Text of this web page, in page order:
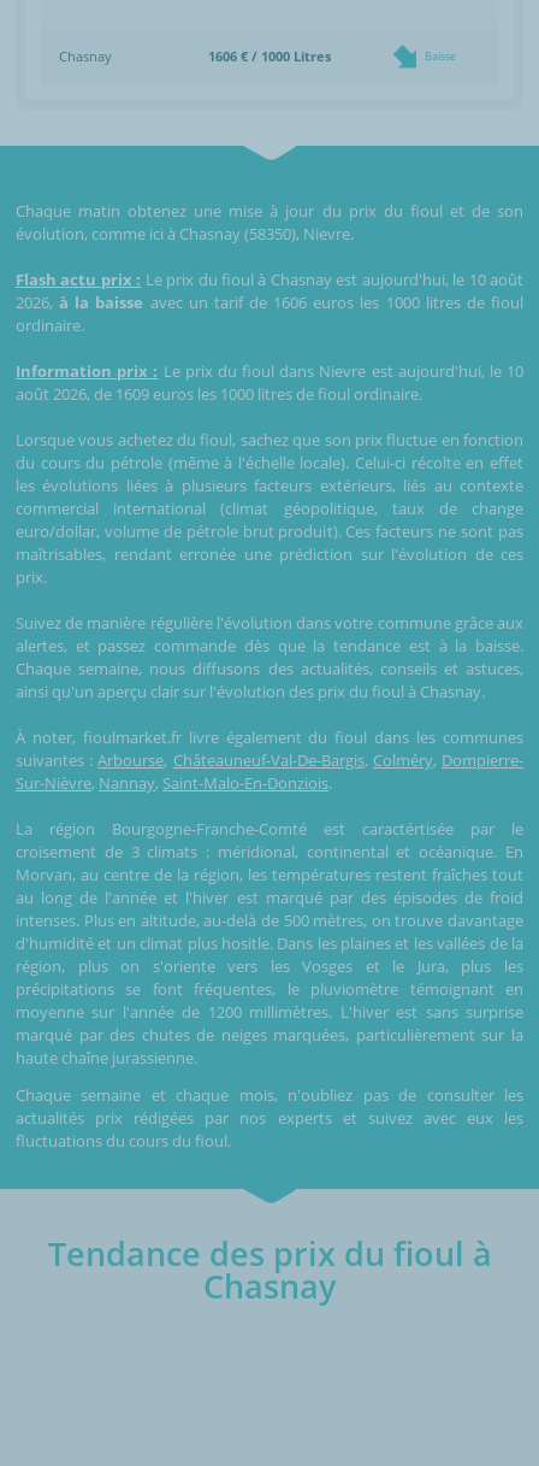
Chasnay 1606 € / 1000 Litres Baisse
Chaque matin obtenez une mise à jour du prix du fioul et de son
évolution, comme ici à Chasnay (58350), Nievre.
Flash actu prix : Le prix du fioul à Chasnay est aujourd'hui, le 10 août
2026,à la baisse avec un tarif de 1606 euros les 1000 litres de fioul
ordinaire.
Information prix : Le prix du fioul dans Nievre est aujourd'hui, le 10
août 2026, de 1609 euros les 1000 litres de fioul ordinaire.
Lorsque vous achetez du fioul, sachez que son prix fluctue en fonction
du cours du pétrole (même à l'échelle locale). Celui-ci récolte en effet
les évolutions liées à plusieurs facteurs extérieurs, liés au contexte
commercial international (climat géopolitique, taux de change
euro/dollar, volume de pétrole brut produit). Ces facteurs ne sont pas
maîtrisables, rendant erronée une prédiction sur l'évolution de ces
prix.
Suivez de manière régulière l'évolution dans votre commune grâce aux
alertes, et passez commande dès que la tendance est à la baisse.
Chaque semaine, nous diffusons des actualités, conseils et astuces,
ainsi qu'un aperçu clair sur l'évolution des prix du fioul à Chasnay.
À noter, fioulmarket.fr livre également du fioul dans les communes
suivantes :Arbourse, Châteauneuf-Val-De-Bargis, Colméry, Dompierre-
Sur-Nièvre, Nannay, Saint-Malo-En-Donziois.
La région Bourgogne-Franche-Comté est caractértisée par le
croisement de 3 climats : méridional, continental et océanique. En
Morvan, au centre de la région, les températures restent fraîches tout
au long de l'année et l'hiver est marqué par des épisodes de froid
intenses. Plus en altitude, au-delà de 500 mètres, on trouve davantage
d'humidité et un climat plus hositle. Dans les plaines et les vallées de la
région, plus on s'oriente vers les Vosges et le Jura, plus les
précipitations se font fréquentes, le pluviomètre témoignant en
moyenne sur l'année de 1200 millimètres. L'hiver est sans surprise
marqué par des chutes de neiges marquées, particulièrement sur la
haute chaîne jurassienne.
Chaque semaine et chaque mois, n'oubliez pas de consulter les
actualités prix rédigées par nos experts et suivez avec eux les
fluctuations du cours du fioul.
Tendance des prix du fioul à
Chasnay